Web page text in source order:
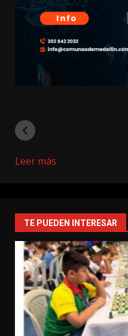
Leer más
Ruedas
Medellín
TE PUEDEN INTERESAR